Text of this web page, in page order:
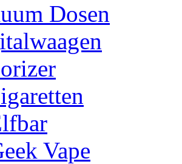
Dosen
Vape